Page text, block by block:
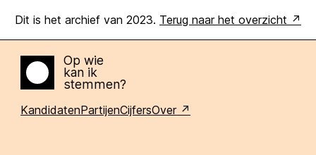
Dit is het archief van 2023. Terug naar het overzicht
Home
Op wie
kan ik
stemmen?
KandidatenPartijenCijfersOver